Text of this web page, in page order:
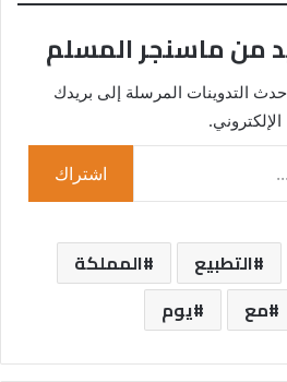
من ماسنجر المسلم
التدوينات المرسلة إلى بريدك
الإلكتروني.
اشتراك
التطبيع
المملكة
مع يوم